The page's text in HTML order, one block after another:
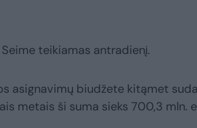
teikiamas antradienį.
asignavimų biudžete kitąmet
metais ši suma sieks 700,3 mln.